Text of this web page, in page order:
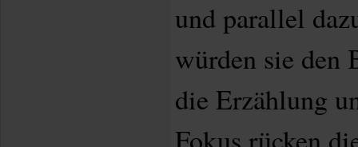
und parallel
würden sie den
die Erzählung